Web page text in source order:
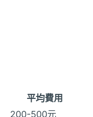
平均費用
200-500元